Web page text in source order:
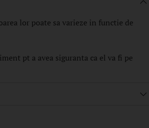
lor poate sa varieze in functie de
pt a avea siguranta ca el va fi pe